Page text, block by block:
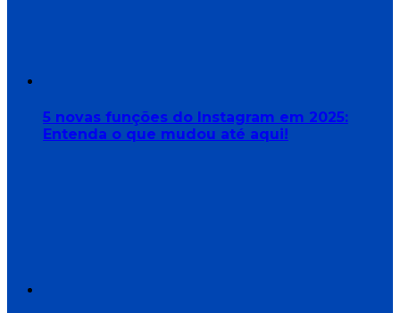
5 novas funções do Instagram em 2025:
Entenda o que mudou até aqui!